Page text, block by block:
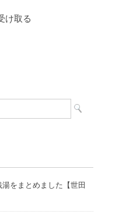
け取る
をまとめました【世田